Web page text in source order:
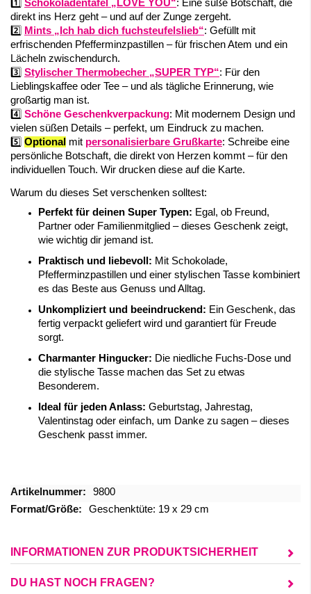
1️⃣ Schokoladentafel „LOVE YOU“: Eine süße Botschaft, die
direkt ins Herz geht – und auf der Zunge zergeht.
2️⃣ Mints „Ich hab dich fuchsteufelslieb“: Gefüllt mit
erfrischenden Pfefferminzpastillen – für frischen Atem und ein
Lächeln zwischendurch.
3️⃣ Stylischer Thermobecher „SUPER TYP“: Für den
Lieblingskaffee oder Tee – und als tägliche Erinnerung, wie
großartig man ist.
4️⃣ Schöne Geschenkverpackung: Mit modernem Design und
vielen süßen Details – perfekt, um Eindruck zu machen.
5️⃣ Optional mit personalisierbare Grußkarte: Schreibe eine
persönliche Botschaft, die direkt von Herzen kommt – für den
individuellen Touch. Wir drucken diese auf die Karte.
Warum du dieses Set verschenken solltest:
Perfekt für deinen Super Typen: Egal, ob Freund,
Partner oder Familienmitglied – dieses Geschenk zeigt,
wie wichtig dir jemand ist.
Praktisch und liebevoll: Mit Schokolade,
Pfefferminzpastillen und einer stylischen Tasse kombiniert
es das Beste aus Genuss und Alltag.
Unkompliziert und beeindruckend: Ein Geschenk, das
fertig verpackt geliefert wird und garantiert für Freude
sorgt.
Charmanter Hingucker: Die niedliche Fuchs-Dose und
die stylische Tasse machen das Set zu etwas
Besonderem.
Ideal für jeden Anlass: Geburtstag, Jahrestag,
Valentinstag oder einfach, um Danke zu sagen – dieses
Geschenk passt immer.
Mehr
Informationen
9800
Geschenktüte: 19 x 29 cm
INFORMATIONEN ZUR PRODUKTSICHERHEIT
DU HAST NOCH FRAGEN?